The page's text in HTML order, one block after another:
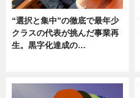
“選択と集中”の徹底で最年少
クラスの代表が挑んだ事業再
生。黒字化達成の…